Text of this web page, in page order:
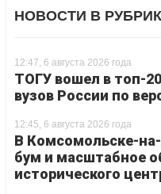
НОВОСТИ В
12:47, 6 августа 2026 года
ТОГУ вошел в топ-
вузов России по
12:45, 6 августа 2026 года
В Комсомольске-
бум и масштабное
исторического